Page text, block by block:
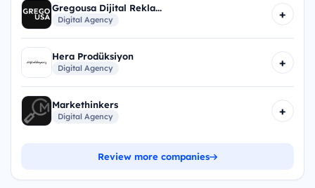
Gregousa Dijital Rekla...
Digital Agency +
Hera Prodüksiyon
Digital Agency +
Markethinkers
Digital Agency +
Review more companies